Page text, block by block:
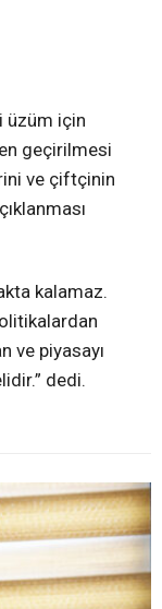
üzüm için
geçirilmesi
ve çiftçinin
kalamaz.
ve piyasayı
dedi.